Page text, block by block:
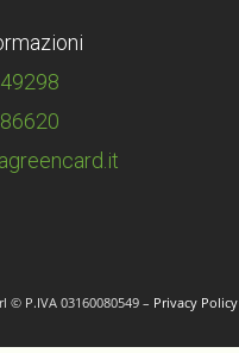
© P.IVA 03160080549 – Privacy Policy